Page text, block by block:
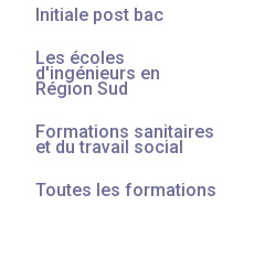
Initiale post bac
Les écoles
d'ingénieurs en
Région Sud
Formations sanitaires
et du travail social
Toutes les formations